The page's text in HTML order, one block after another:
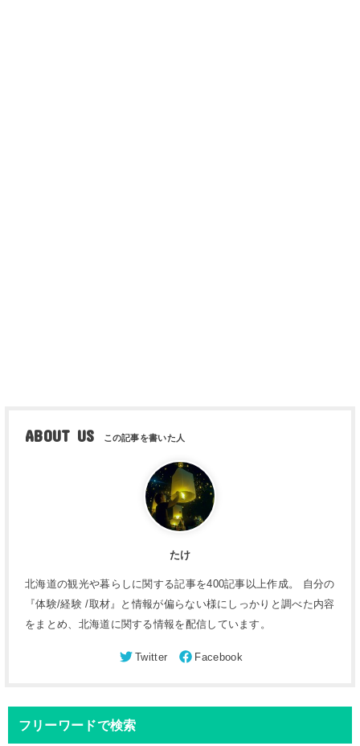
ABOUT US
たけ
北海道の観光や暮らしに関する記事を400記事以上作成。 自分の
『体験/経験 /取材』と情報が偏らない様にしっかりと調べた内容
をまとめ、北海道に関する情報を配信しています。
フリーワードで検索